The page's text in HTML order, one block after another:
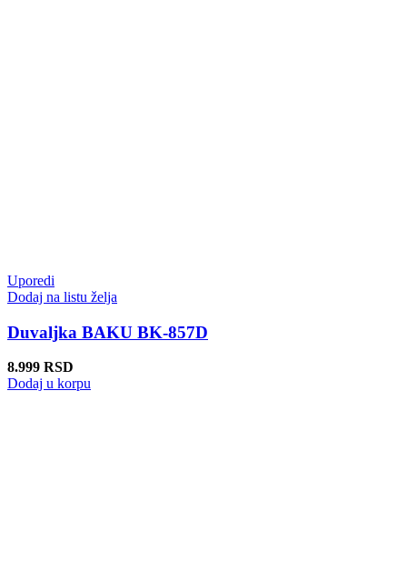
Uporedi
Dodaj na listu želja
Duvaljka BAKU BK-857D
8.999 RSD
Dodaj u korpu